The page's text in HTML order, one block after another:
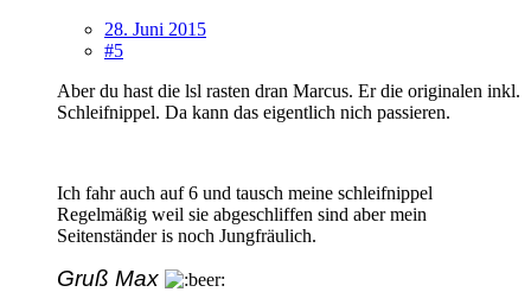
28. Juni 2015
#5
Aber du hast die lsl rasten dran Marcus. Er die originalen inkl.
Schleifnippel. Da kann das eigentlich nich passieren.
Ich fahr auch auf 6 und tausch meine schleifnippel
Regelmäßig weil sie abgeschliffen sind aber mein
Seitenständer is noch Jungfräulich.
Gruß Max